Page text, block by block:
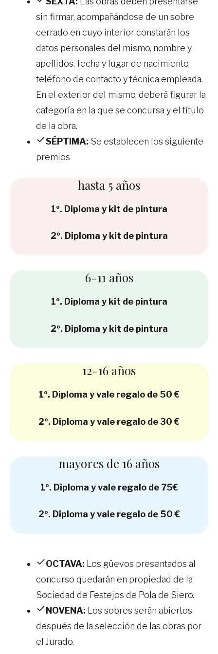
sin firmar, acompañándose de un sobre
cerrado en cuyo interior constarán los
datos personales del mismo, nombre y
apellidos, fecha y lugar de nacimiento,
teléfono de contacto y técnica empleada.
En el exterior del mismo, deberá figurar la
categoría en la que se concursa y el título
de la obra.
SÉPTIMA: Se establecen los siguiente
premios
hasta 5 años
1º. Diploma y kit de pintura
2º. Diploma y kit de pintura
6-11 años
1º. Diploma y kit de pintura
2º. Diploma y kit de pintura
12-16 años
1º. Diploma y vale regalo de 50 €
2º. Diploma y vale regalo de 30 €
mayores de 16 años
1º. Diploma y vale regalo de 75€
2º. Diploma y vale regalo de 50 €
OCTAVA: Los güevos presentados al
concurso quedarán en propiedad de la
Sociedad de Festejos de Pola de Siero.
NOVENA:
Los sobres serán abiertos
después de la selección de las obras por
el Jurado.